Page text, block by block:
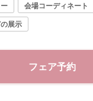
会場コーディネート
展示
フェア予約